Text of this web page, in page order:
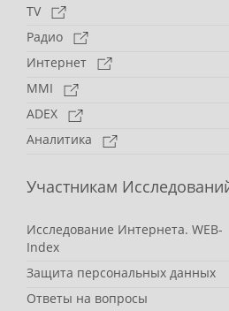
TV
Радио
Интернет
MMI
ADEX
Аналитика
Участникам
Исследование Интернета. WEB-
Index
Защита персональных данных
Ответы на вопросы